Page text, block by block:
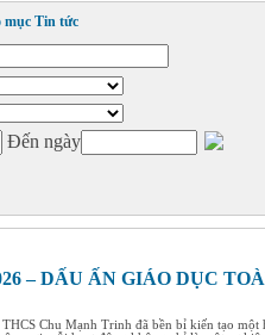
mục Tin tức
Đến ngày
– DẤU ẤN GIÁO DỤC
Chu Mạnh Trinh đã bền bỉ kiến tạo một